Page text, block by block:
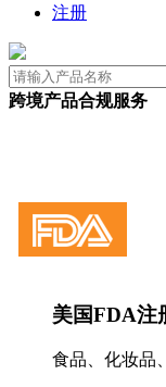
注册
跨境产品合规服务
美国FDA注
食品、化妆品